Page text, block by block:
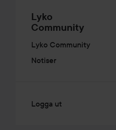
Lyko
Community
Lyko Community
Notiser
Logga ut